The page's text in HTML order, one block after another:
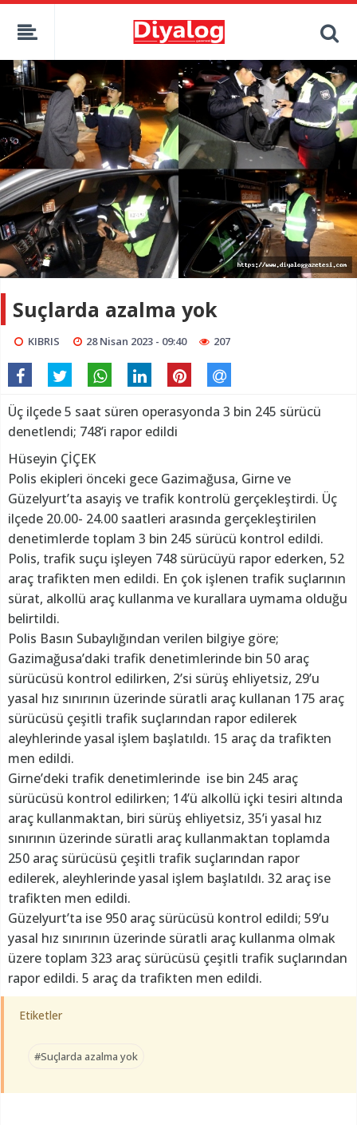
Suçlarda azalma yok
KIBRIS 28 Nisan 2023 - 09:40 207
Üç ilçede 5 saat süren operasyonda 3 bin 245 sürücü
denetlendi; 748’i rapor edildi
Hüseyin ÇİÇEK
Polis ekipleri önceki gece Gazimağusa, Girne ve
Güzelyurt’ta asayiş ve trafik kontrolü gerçekleştirdi. Üç
ilçede 20.00- 24.00 saatleri arasında gerçekleştirilen
denetimlerde toplam 3 bin 245 sürücü kontrol edildi.
Polis, trafik suçu işleyen 748 sürücüyü rapor ederken, 52
araç trafikten men edildi. En çok işlenen trafik suçlarının
sürat, alkollü araç kullanma ve kurallara uymama olduğu
belirtildi.
Polis Basın Subaylığından verilen bilgiye göre;
Gazimağusa’daki trafik denetimlerinde bin 50 araç
sürücüsü kontrol edilirken, 2’si sürüş ehliyetsiz, 29’u
yasal hız sınırının üzerinde süratli araç kullanan 175 araç
sürücüsü çeşitli trafik suçlarından rapor edilerek
aleyhlerinde yasal işlem başlatıldı. 15 araç da trafikten
men edildi.
Girne’deki trafik denetimlerinde ise bin 245 araç
sürücüsü kontrol edilirken; 14’ü alkollü içki tesiri altında
araç kullanmaktan, biri sürüş ehliyetsiz, 35’i yasal hız
sınırının üzerinde süratli araç kullanmaktan toplamda
250 araç sürücüsü çeşitli trafik suçlarından rapor
edilerek, aleyhlerinde yasal işlem başlatıldı. 32 araç ise
trafikten men edildi.
Güzelyurt’ta ise 950 araç sürücüsü kontrol edildi; 59’u
yasal hız sınırının üzerinde süratli araç kullanma olmak
üzere toplam 323 araç sürücüsü çeşitli trafik suçlarından
rapor edildi. 5 araç da trafikten men edildi.
Etiketler
#Suçlarda azalma yok